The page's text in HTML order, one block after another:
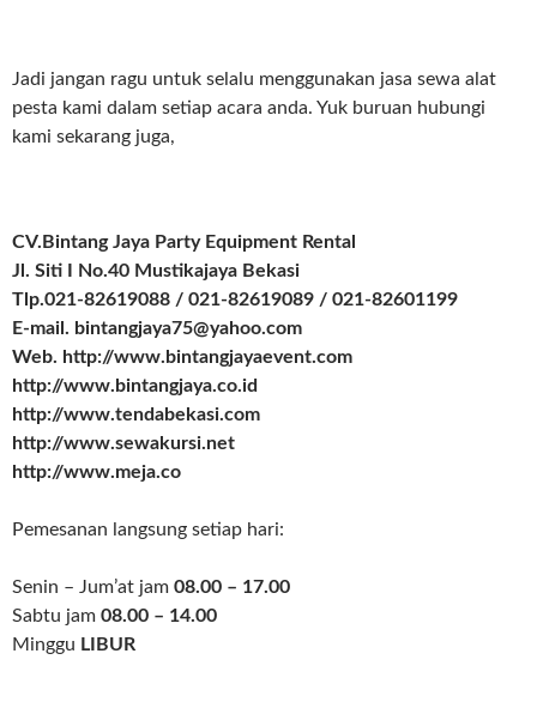
Jadi jangan ragu untuk selalu menggunakan jasa sewa alat
pesta kami dalam setiap acara anda. Yuk buruan hubungi
kami sekarang juga,
CV.Bintang Jaya Party Equipment Rental
Jl. Siti I No.40 Mustikajaya Bekasi
Tlp.021-82619088 / 021-82619089 / 021-82601199
E-mail. bintangjaya75@yahoo.com
Web. http://www.bintangjayaevent.com
http://www.bintangjaya.co.id
http://www.tendabekasi.com
http://www.sewakursi.net
http://www.meja.co
Pemesanan langsung setiap hari:
Senin – Jum’at jam 08.00 – 17.00
Sabtu jam 08.00 – 14.00
Minggu LIBUR